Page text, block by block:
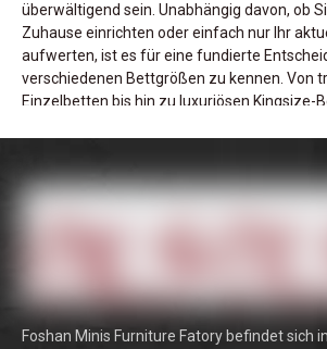
überwältigend sein. Unabhängig davon, ob
Zuhause einrichten oder einfach nur Ihr
aufwerten, ist es für eine fundierte
verschiedenen Bettgrößen zu kennen. Von
Einzelbetten bis hin zu luxuriösen Kingsize-
Betttypen untersuchen und sie nach Größe,
Bedürfnisse auszuwählen, sei es im
Platzoptimierung oder Ästhetik.
Foshan Minis Furniture Fatory befindet sich